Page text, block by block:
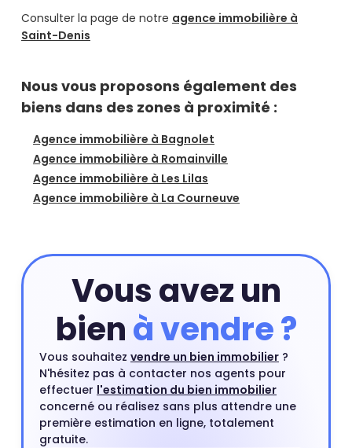
Consulter la page de notre agence immobilière à
Saint-Denis
Nous vous proposons également des
biens dans des zones à proximité :
Agence immobilière à Bagnolet
Agence immobilière à Romainville
Agence immobilière à Les Lilas
Agence immobilière à La Courneuve
Vous avez un
bienà vendre ?
Vous souhaitez vendre un bien immobilier ?
N'hésitez pas à contacter nos agents pour
effectuer l'estimation du bien immobilier
concerné ou réalisez sans plus attendre une
première estimation en ligne, totalement
gratuite.